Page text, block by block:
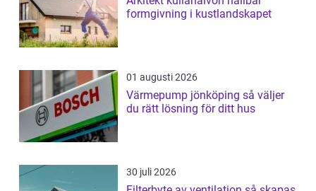
formgivning i kustlandskapet
01 augusti 2026
Värmepump jönköping så väljer
du rätt lösning för ditt hus
30 juli 2026